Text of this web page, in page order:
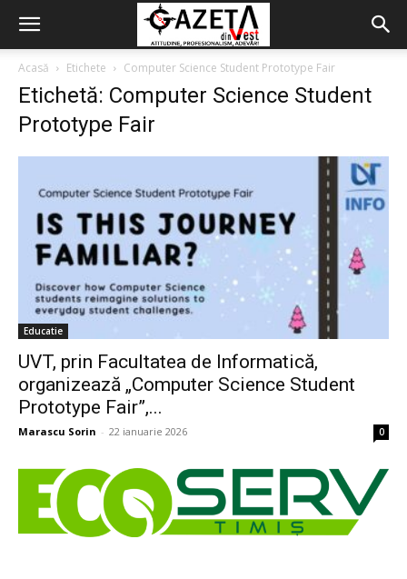
Acasă Etichete Computer Science Student Prototype Fair
Etichetă: Computer Science Student
Prototype Fair
Educatie
UVT, prin Facultatea de Informatică,
organizează „Computer Science Student
Prototype Fair”,...
Marascu Sorin - 22 ianuarie 2026 0